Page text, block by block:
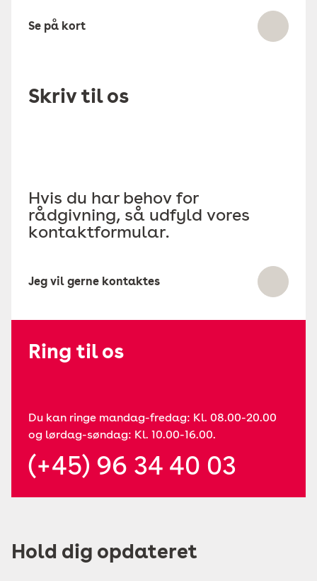
Se på kort
Skriv til os
Hvis du har behov for
rådgivning, så udfyld vores
kontaktformular.
Jeg vil gerne kontaktes
Ring til os
Du kan ringe mandag-fredag: Kl. 08.00-20.00
og lørdag-søndag: Kl. 10.00-16.00.
(+45) 96 34 40 03
Hold dig opdateret